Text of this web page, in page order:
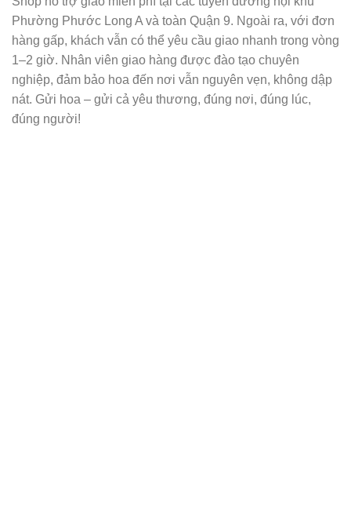
Phường Phước Long A và toàn Quận 9. Ngoài ra, với đơn
hàng gấp, khách vẫn có thể yêu cầu giao nhanh trong vòng
1–2 giờ. Nhân viên giao hàng được đào tạo chuyên
nghiệp, đảm bảo hoa đến nơi vẫn nguyên vẹn, không dập
nát. Gửi hoa – gửi cả yêu thương, đúng nơi, đúng lúc,
đúng người!